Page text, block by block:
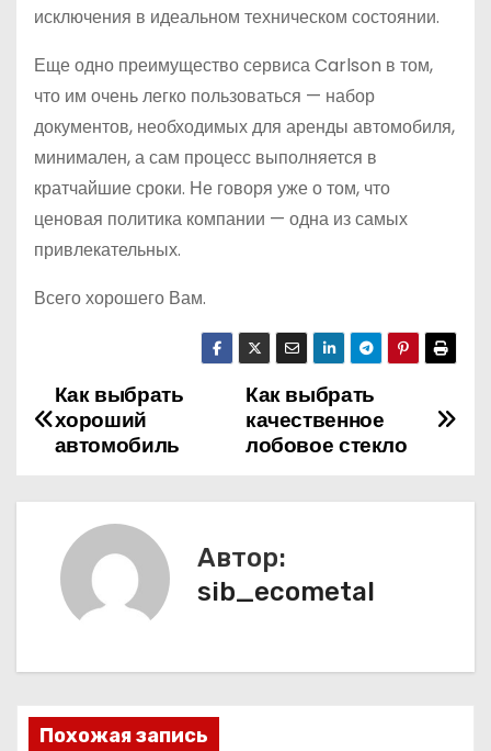
исключения в идеальном техническом состоянии.
Еще одно преимущество сервиса Carlson в том,
что им очень легко пользоваться — набор
документов, необходимых для аренды автомобиля,
минимален, а сам процесс выполняется в
кратчайшие сроки. Не говоря уже о том, что
ценовая политика компании — одна из самых
привлекательных.
Всего хорошего Вам.
Н
в
ц
и
Как выбрать
качественное
лобовое стекло
Как выбрать
хороший
автомобиль
Автор:
sib_ecometal
Похожая запись